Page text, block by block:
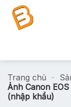
Chuyển
đến
Trang chủ -
Ảnh Canon
(nhập khẩu)